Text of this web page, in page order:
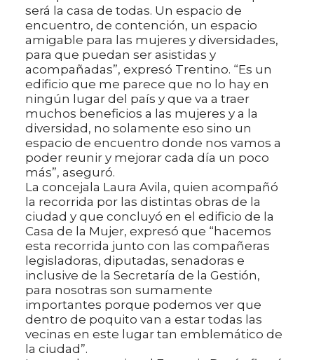
será la casa de todas. Un espacio de
encuentro, de contención, un espacio
amigable para las mujeres y diversidades,
para que puedan ser asistidas y
acompañadas”, expresó Trentino. “Es un
edificio que me parece que no lo hay en
ningún lugar del país y que va a traer
muchos beneficios a las mujeres y a la
diversidad, no solamente eso sino un
espacio de encuentro donde nos vamos a
poder reunir y mejorar cada día un poco
más”, aseguró.
La concejala Laura Avila, quien acompañó
la recorrida por las distintas obras de la
ciudad y que concluyó en el edificio de la
Casa de la Mujer, expresó que “hacemos
esta recorrida junto con las compañeras
legisladoras, diputadas, senadoras e
inclusive de la Secretaría de la Gestión,
para nosotras son sumamente
importantes porque podemos ver que
dentro de poquito van a estar todas las
vecinas en este lugar tan emblemático de
la ciudad”.